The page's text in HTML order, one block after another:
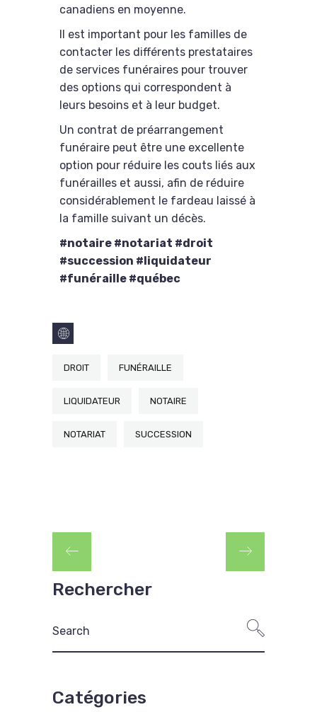
canadiens en moyenne.
Il est important pour les familles de
contacter les différents prestataires
de services funéraires pour trouver
des options qui correspondent à
leurs besoins et à leur budget.
Un contrat de préarrangement
funéraire peut être une excellente
option pour réduire les couts liés aux
funérailles et aussi, afin de réduire
considérablement le fardeau laissé à
la famille suivant un décès.
#notaire #notariat #droit
#succession #liquidateur
#funéraille #québec
DROIT FUNÉRAILLE
LIQUIDATEUR NOTAIRE
NOTARIAT SUCCESSION
Rechercher
Catégories